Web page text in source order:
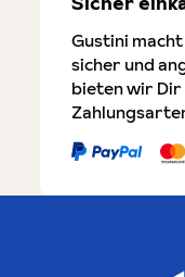
Gustini macht
sicher und
bieten wir Dir